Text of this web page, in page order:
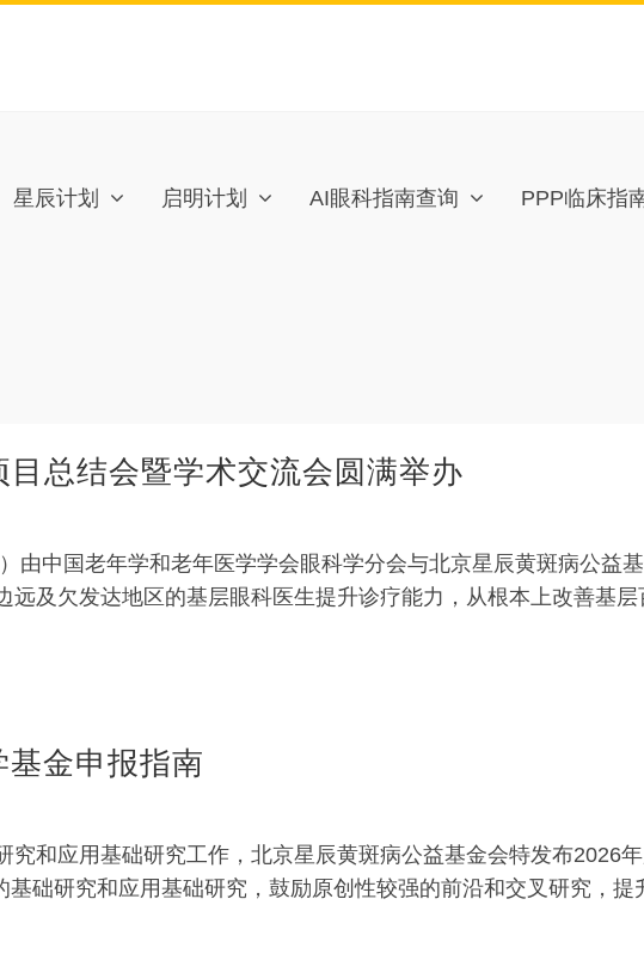
星辰计划 启明计划 AI眼科指南查询 PPP临床指
总结会暨学术交流会圆满举办
由中国老年学和老年医学学会眼科学分会与北京星辰黄斑病公益
远及欠发达地区的基层眼科医生提升诊疗能力，从根本上改善基
金申报指南
和应用基础研究工作，北京星辰黄斑病公益基金会特发布2026
础研究和应用基础研究，鼓励原创性较强的前沿和交叉研究，